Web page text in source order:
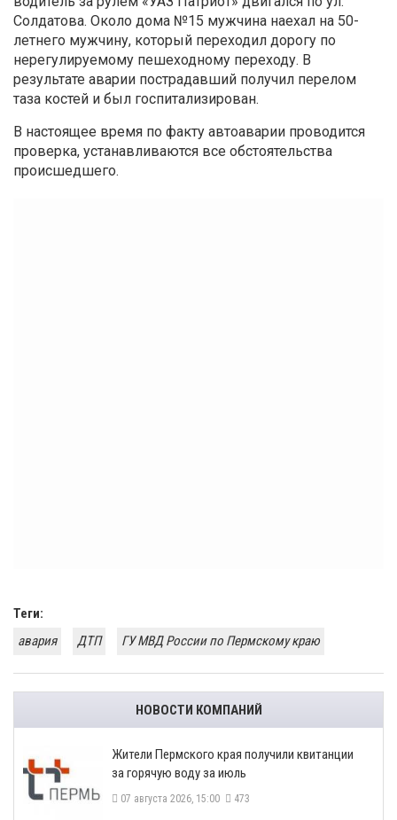
Солдатова. Около дома №15 мужчина наехал на 50-
летнего мужчину, который переходил дорогу по
нерегулируемому пешеходному переходу. В
результате аварии пострадавший получил перелом
таза костей и был госпитализирован.
В настоящее время по факту автоаварии проводится
проверка, устанавливаются все обстоятельства
происшедшего.
Теги:
авария
ДТП ГУ МВД России по Пермскому краю
НОВОСТИ КОМПАНИЙ
​Жители Пермского края получили квитанции
за горячую воду за июль
07 августа 2026, 15:00 473